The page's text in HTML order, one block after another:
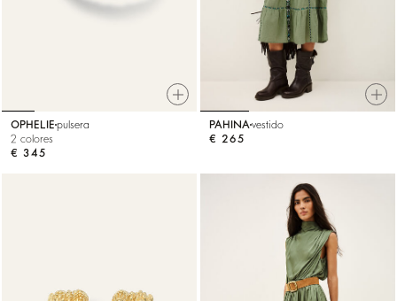
OPHELIE pulsera
2 colores
€ 345
PAHINA vestido
€ 265